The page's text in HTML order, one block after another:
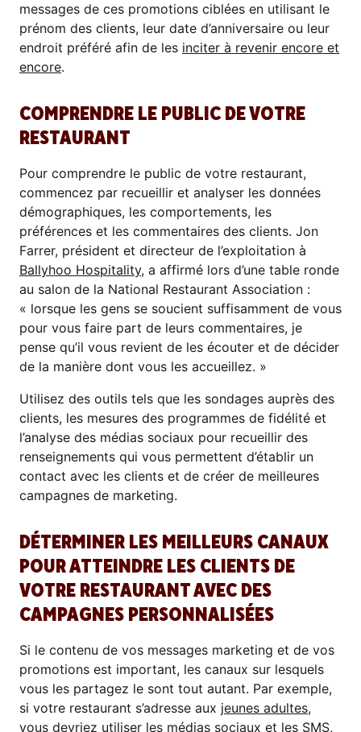
messages de ces promotions ciblées en utilisant le
prénom des clients, leur date d’anniversaire ou leur
endroit préféré afin de les inciter à revenir encore et
encore.
COMPRENDRE LE PUBLIC DE VOTRE
RESTAURANT
Pour comprendre le public de votre restaurant,
commencez par recueillir et analyser les données
démographiques, les comportements, les
préférences et les commentaires des clients. Jon
Farrer, président et directeur de l’exploitation à
Ballyhoo Hospitality, a affirmé lors d’une table ronde
au salon de la National Restaurant Association :
« lorsque les gens se soucient suffisamment de vous
pour vous faire part de leurs commentaires, je
pense qu’il vous revient de les écouter et de décider
de la manière dont vous les accueillez. »
Utilisez des outils tels que les sondages auprès des
clients, les mesures des programmes de fidélité et
l’analyse des médias sociaux pour recueillir des
renseignements qui vous permettent d’établir un
contact avec les clients et de créer de meilleures
campagnes de marketing.
DÉTERMINER LES MEILLEURS CANAUX
POUR ATTEINDRE LES CLIENTS DE
VOTRE RESTAURANT AVEC DES
CAMPAGNES PERSONNALISÉES
Si le contenu de vos messages marketing et de vos
promotions est important, les canaux sur lesquels
vous les partagez le sont tout autant. Par exemple,
si votre restaurant s’adresse aux jeunes adultes,
vous devriez utiliser les médias sociaux et les SMS,